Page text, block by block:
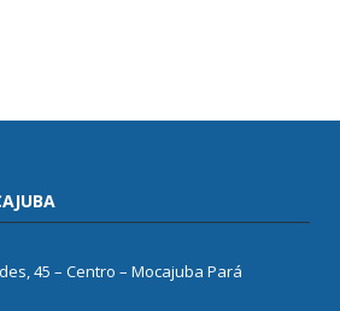
45 – Centro – Mocajuba Pará